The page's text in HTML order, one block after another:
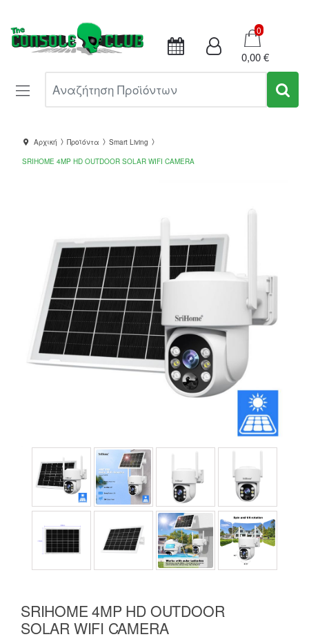
Καλάθι
0
0,00 €
Αρχική Προϊόντα
Smart Living
SRIHOME 4MP HD OUTDOOR SOLAR WIFI CAMERA
SRIHOME 4MP HD OUTDOOR
SOLAR WIFI CAMERA